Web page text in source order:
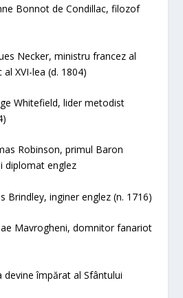
Bonnot de Condillac, filozof
Necker, ministru francez al
XVI-lea (d. 1804)
Whitefield, lider metodist
Robinson, primul Baron
diplomat englez
Brindley, inginer englez (n. 1716)
Mavrogheni, domnitor fanariot
devine împărat al Sfântului